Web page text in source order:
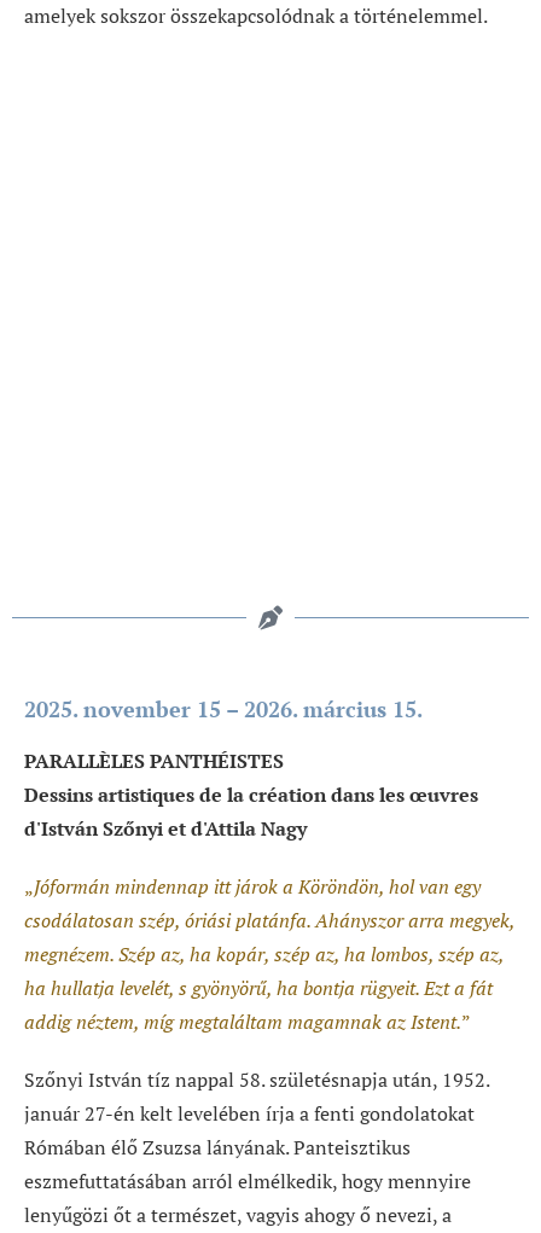
amelyek sokszor összekapcsolódnak a történelemmel.
2025. november 15 – 2026. március 15.
PARALLÈLES PANTHÉISTES
Dessins artistiques de la création dans les œuvres
d'István Szőnyi et d'Attila Nagy
„Jóformán mindennap itt járok a Köröndön, hol van egy
csodálatosan szép, óriási platánfa. Ahányszor arra megyek,
megnézem. Szép az, ha kopár, szép az, ha lombos, szép az,
ha hullatja levelét, s gyönyörű, ha bontja rügyeit. Ezt a fát
addig néztem, míg megtaláltam magamnak az Istent.”
Szőnyi István tíz nappal 58. születésnapja után, 1952.
január 27-én kelt levelében írja a fenti gondolatokat
Rómában élő Zsuzsa lányának. Panteisztikus
eszmefuttatásában arról elmélkedik, hogy mennyire
lenyűgözi őt a természet, vagyis ahogy ő nevezi, a